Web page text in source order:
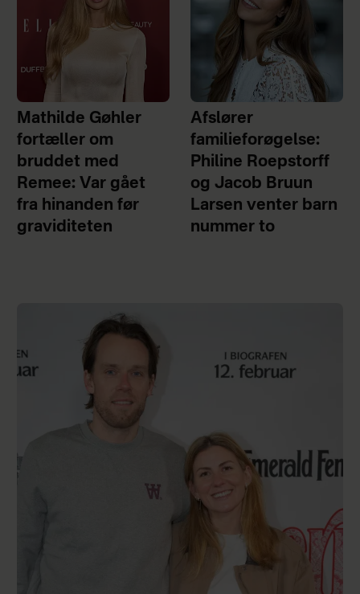
Mathilde Gøhler
fortæller om
bruddet med
Remee: Var gået
fra hinanden før
graviditeten
Afslører
familieforøgelse:
Philine Roepstorff
og Jacob Bruun
Larsen venter barn
nummer to